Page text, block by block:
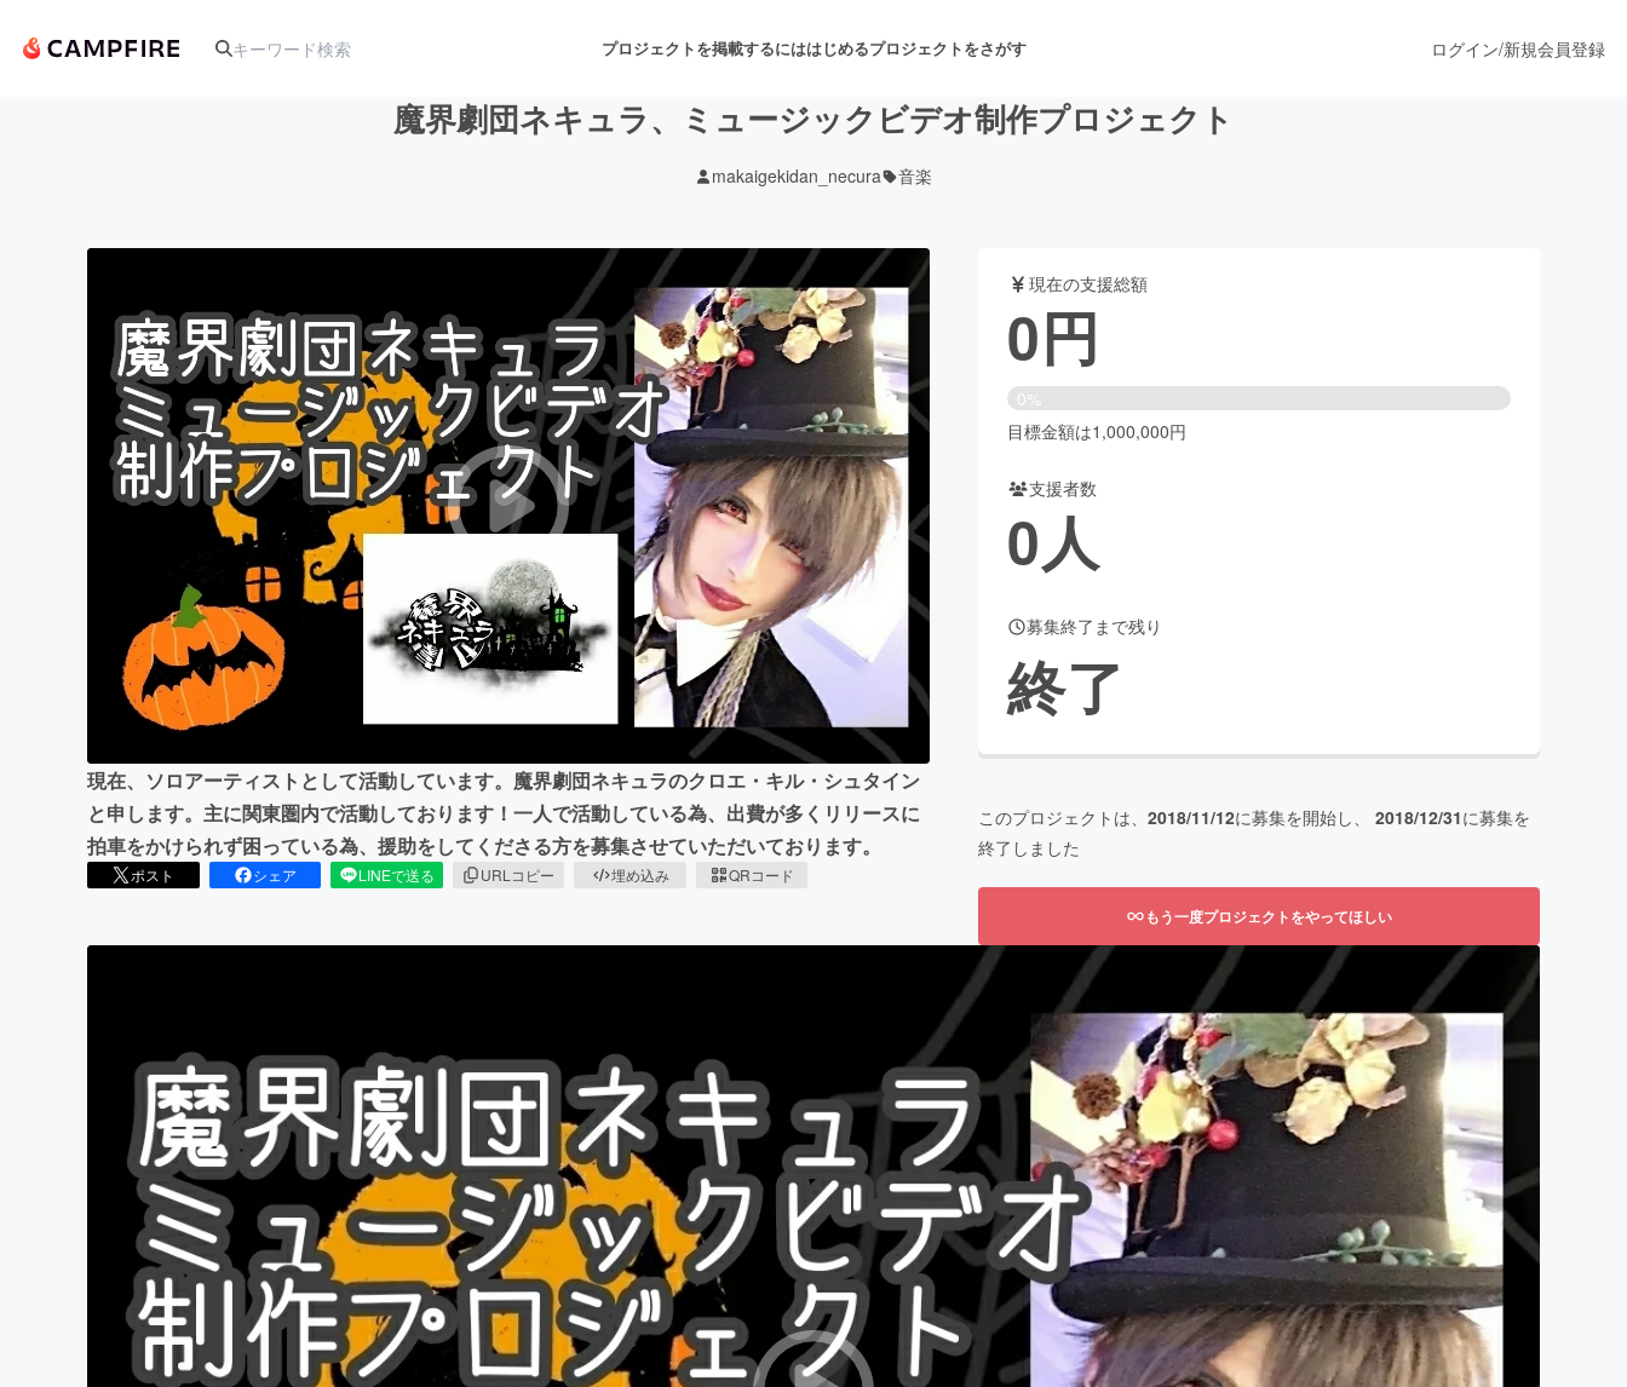
プロジェクトを掲載するにははじめるプロジェクトをさがす
音楽 舞台・パフォーマンス
テクノロジー・ガジェット ゲーム・サービス開発 フード・飲食店
映像・映画 書籍・雑誌出版 アニメ・漫画
ビジネス・起業 チャレンジ ビューティー・ヘルスケア
まちづくり・地域活性化
CAMPFIRE for Social GoodCAMPFIRE Creation
CAMPFIREふるさと納税
コミュニティ
ログイン/新規会員登録
魔界劇団ネキュラ、ミュージックビデオ制作プロジェクト
makaigekidan_necura 音楽
現在、ソロアーティストとして活動しています。魔界劇団ネキュラのクロエ・キル・シュタイン
と申します。主に関東圏内で活動しております！一人で活動している為、出費が多くリリースに
拍車をかけられず困っている為、援助をしてくださる方を募集させていただいております。
ポスト シェア LINEで送る URLコピー 埋め込み QRコード
現在の支援総額
0円
0%
目標金額は1,000,000円
支援者数
0人
募集終了まで残り
終了
このプロジェクトは、 2018/11/12に募集を開始し、 2018/12/31に募集を
終了しました
もう一度プロジェクトをやってほしい